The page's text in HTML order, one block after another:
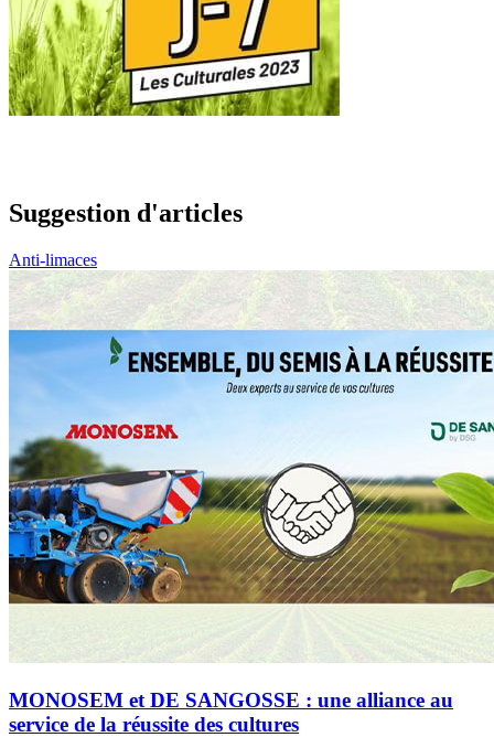
Suggestion d'articles
Anti-limaces
MONOSEM et DE SANGOSSE : une alliance au
service de la réussite des cultures